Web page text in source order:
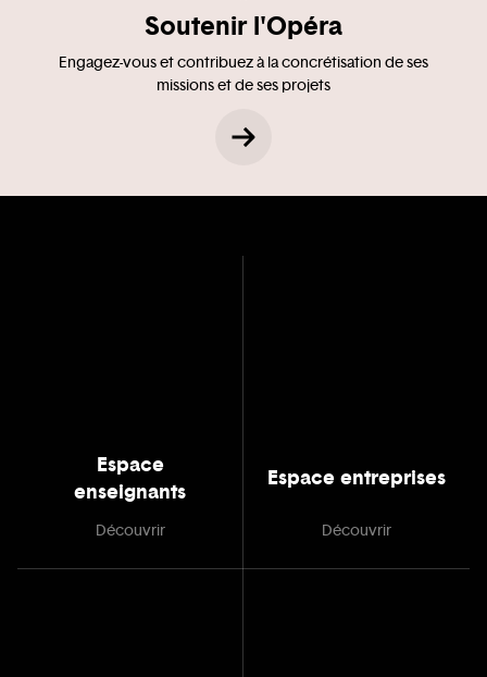
Soutenir l'Opéra
Engagez-vous et contribuez à la concrétisation de ses
missions et de ses projets
Espace
enseignants
Découvrir
Espace entreprises
Découvrir